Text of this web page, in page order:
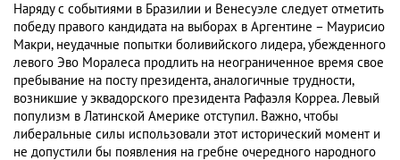
Наряду с событиями в Бразилии и Венесуэле следует отметить
победу правого кандидата на выборах в Аргентине – Маурисио
Макри, неудачные попытки боливийского лидера, убежденного
левого Эво Моралеса продлить на неограниченное время свое
пребывание на посту президента, аналогичные трудности,
возникшие у эквадорского президента Рафаэля Корреа. Левый
популизм в Латинской Америке отступил. Важно, чтобы
либеральные силы использовали этот исторический момент и
не допустили бы появления на гребне очередного народного